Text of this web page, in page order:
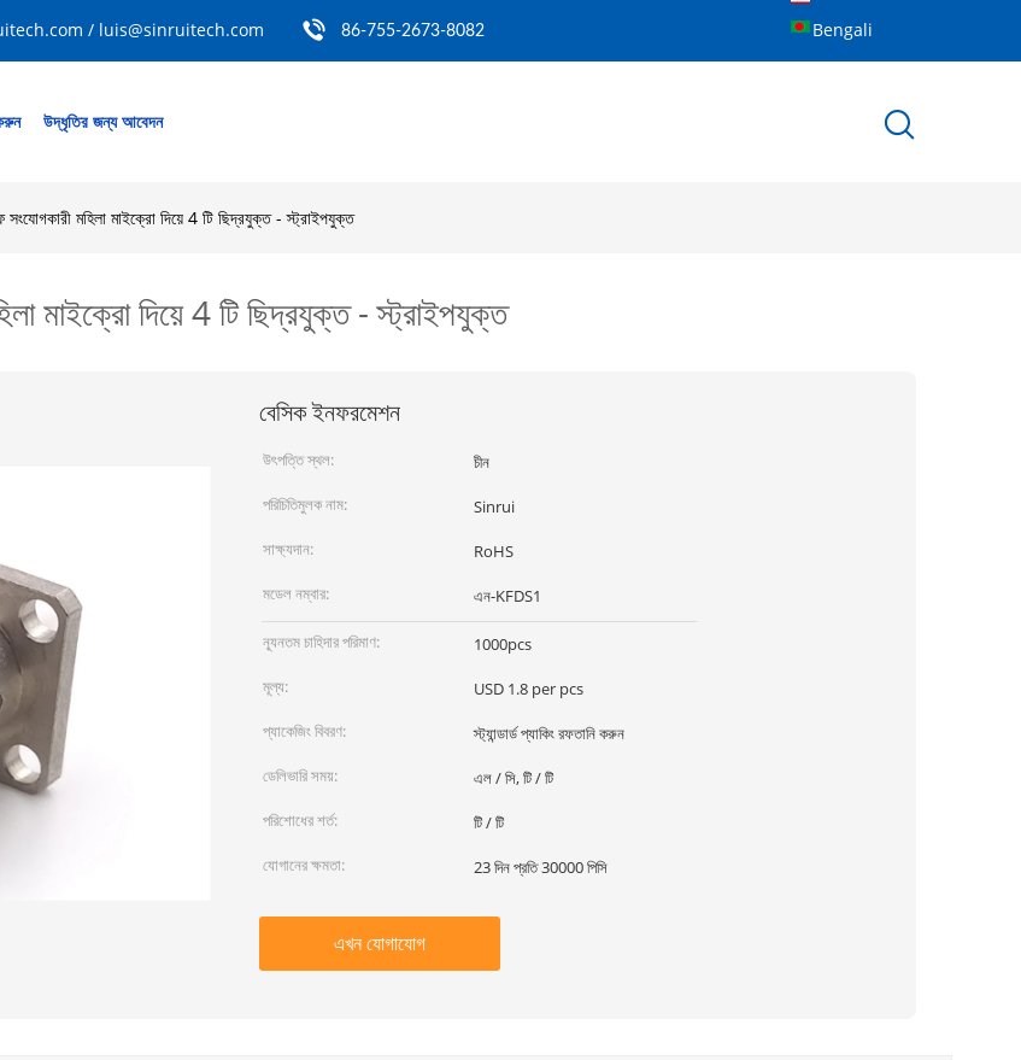
/ luis@sinruitech.com 86-755-2673-8082 Bengali
উদ্ধৃতির জন্য আবেদন
সংযোগকারী মহিলা মাইক্রো দিয়ে 4 টি ছিদ্রযুক্ত - স্ট্রাইপযুক্ত
মাইক্রো দিয়ে 4 টি ছিদ্রযুক্ত - স্ট্রাইপযুক্ত
বেসিক ইনফরমেশন
উৎপত্তি স্থল:
চীন
পরিচিতিমুলক নাম:
Sinrui
সাক্ষ্যদান:
RoHS
মডেল নম্বার:
এন-KFDS1
ন্যূনতম চাহিদার পরিমাণ:
1000pcs
মূল্য:
USD 1.8 per pcs
প্যাকেজিং বিবরণ:
স্ট্যান্ডার্ড প্যাকিং রফতানি করুন
ডেলিভারি সময়:
এল / সি, টি / টি
পরিশোধের শর্ত:
টি / টি
যোগানের ক্ষমতা:
23 দিন প্রতি 30000 পিসি
এখন যোগাযোগ